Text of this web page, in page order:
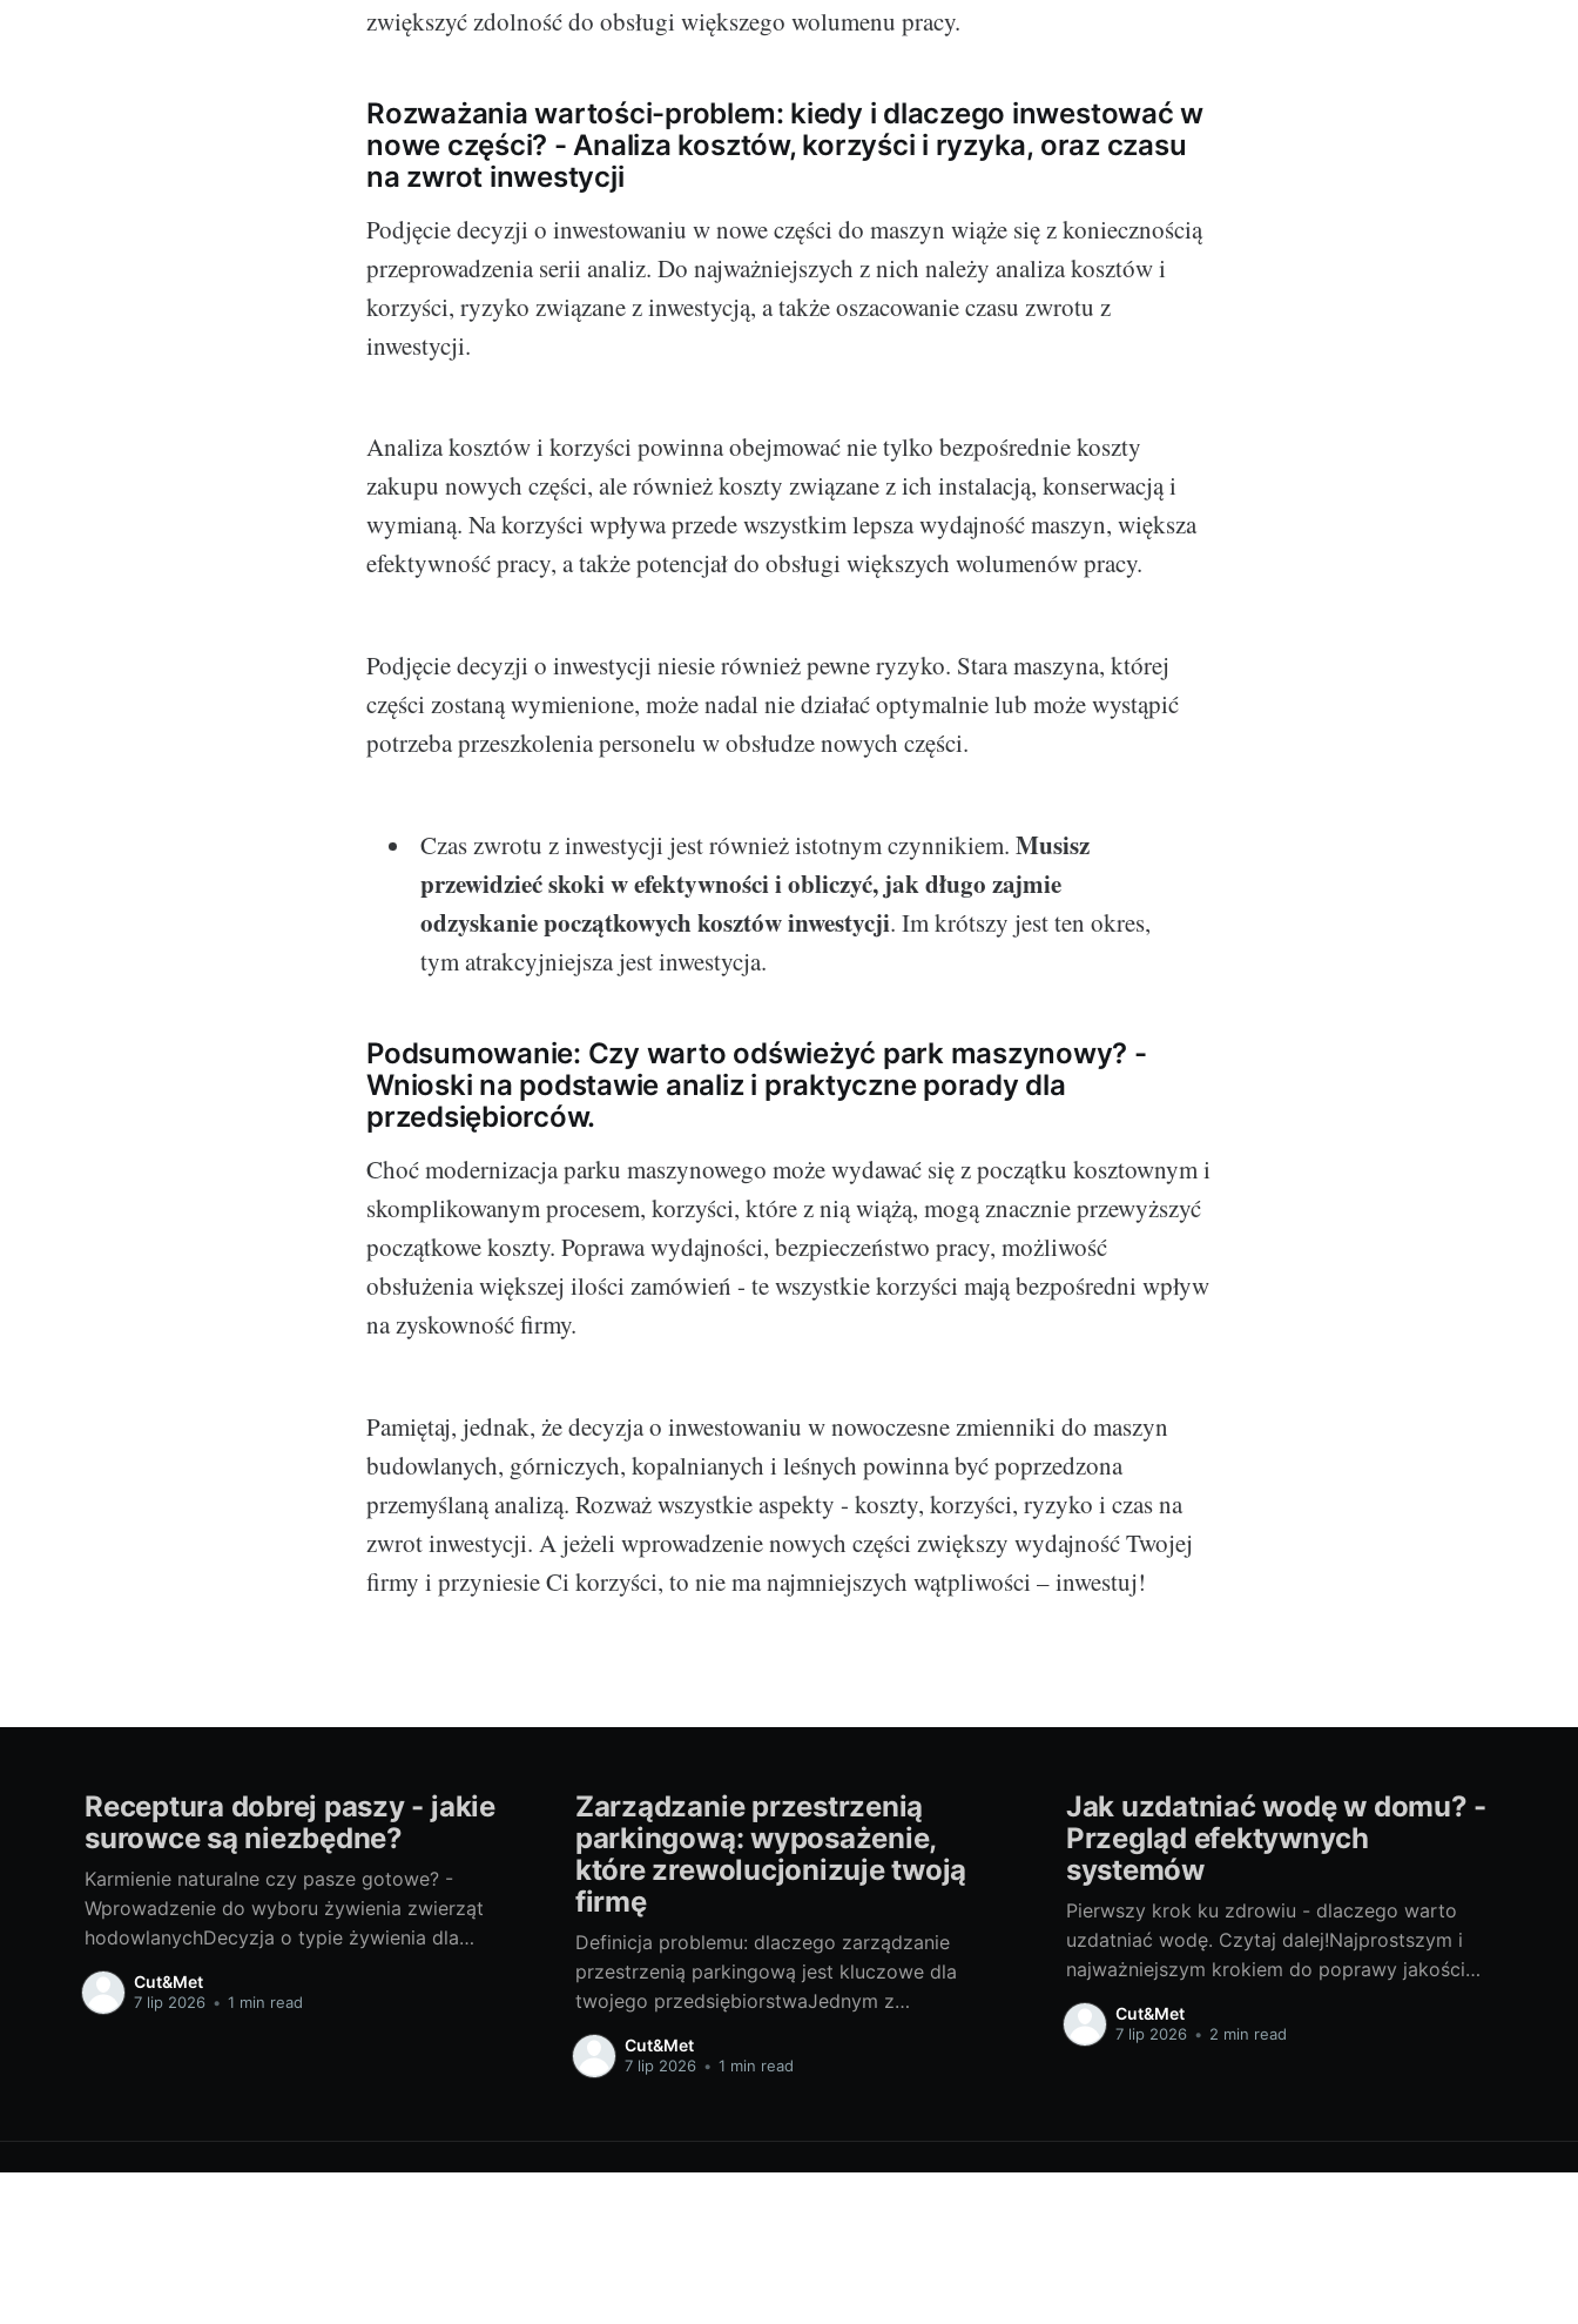
zwiększyć zdolność do obsługi większego wolumenu pracy.
Rozważania wartości-problem: kiedy i dlaczego inwestować w
nowe części? - Analiza kosztów, korzyści i ryzyka, oraz czasu
na zwrot inwestycji
Podjęcie decyzji o inwestowaniu w nowe części do maszyn wiąże się z koniecznością
przeprowadzenia serii analiz. Do najważniejszych z nich należy analiza kosztów i
korzyści, ryzyko związane z inwestycją, a także oszacowanie czasu zwrotu z
inwestycji.
Analiza kosztów i korzyści powinna obejmować nie tylko bezpośrednie koszty
zakupu nowych części, ale również koszty związane z ich instalacją, konserwacją i
wymianą. Na korzyści wpływa przede wszystkim lepsza wydajność maszyn, większa
efektywność pracy, a także potencjał do obsługi większych wolumenów pracy.
Podjęcie decyzji o inwestycji niesie również pewne ryzyko. Stara maszyna, której
części zostaną wymienione, może nadal nie działać optymalnie lub może wystąpić
potrzeba przeszkolenia personelu w obsłudze nowych części.
Czas zwrotu z inwestycji jest również istotnym czynnikiem.Musisz
przewidzieć skoki w efektywności i obliczyć, jak długo zajmie
odzyskanie początkowych kosztów inwestycji. Im krótszy jest ten okres,
tym atrakcyjniejsza jest inwestycja.
Podsumowanie: Czy warto odświeżyć park maszynowy? -
Wnioski na podstawie analiz i praktyczne porady dla
przedsiębiorców.
Choć modernizacja parku maszynowego może wydawać się z początku kosztownym i
skomplikowanym procesem, korzyści, które z nią wiążą, mogą znacznie przewyższyć
początkowe koszty. Poprawa wydajności, bezpieczeństwo pracy, możliwość
obsłużenia większej ilości zamówień - te wszystkie korzyści mają bezpośredni wpływ
na zyskowność firmy.
Pamiętaj, jednak, że decyzja o inwestowaniu w nowoczesne zmienniki do maszyn
budowlanych, górniczych, kopalnianych i leśnych powinna być poprzedzona
przemyślaną analizą. Rozważ wszystkie aspekty - koszty, korzyści, ryzyko i czas na
zwrot inwestycji. A jeżeli wprowadzenie nowych części zwiększy wydajność Twojej
firmy i przyniesie Ci korzyści, to nie ma najmniejszych wątpliwości – inwestuj!
Receptura dobrej paszy - jakie
surowce są niezbędne?
Karmienie naturalne czy pasze gotowe? -
Wprowadzenie do wyboru żywienia zwierząt
hodowlanychDecyzja o typie żywienia dla
twoich zwierząt hodowlanych to niełatwy
wybór. Naturalne karmienie, czyli podawanie
Cut&Met
7 lip 2026 • 1 min read
Zarządzanie przestrzenią
parkingową: wyposażenie,
które zrewolucjonizuje twoją
firmę
Definicja problemu: dlaczego zarządzanie
przestrzenią parkingową jest kluczowe dla
twojego przedsiębiorstwaJednym z
kluczowych aspektów prowadzenia firm i
placów budowy jest efektywne zarządzanie
na wydajność i funkcjonalność
przedsiębiorstwa. Niewłaściwie realizowane
Cut&Met
7 lip 2026 • 1 min read
Jak uzdatniać wodę w domu? -
Przegląd efektywnych
systemów
Pierwszy krok ku zdrowiu - dlaczego warto
uzdatniać wodę. Czytaj dalej!Najprostszym i
najważniejszym krokiem do poprawy jakości
wody, którą spożywamy, jest oczywiście
uzdatnianie jej w domu. Kranówka, choć często
chlor, pestycydy,
Cut&Met
7 lip 2026 • 2 min read